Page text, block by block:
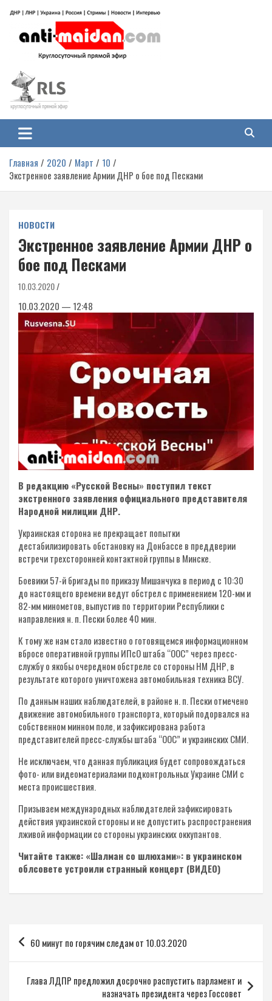
содержимому
Антимайдан: Гражданская война
на Украине
гражданской войне на Украине, включая события в Новороссии, ДНР,
ЛНР и других регионах.
Главная 2020 Март
10
Экстренное заявление Армии ДНР о бое под Песками
НОВОСТИ
Экстренное заявление Армии ДНР о
бое под Песками
10.03.2020
10.03.2020 — 12:48
В редакцию «Русской Весны» поступил текст
экстренного заявления официального представителя
Народной милиции ДНР.
Украинская сторона не прекращает попытки
дестабилизировать обстановку на Донбассе в преддверии
встречи трехсторонней контактной группы в Минске.
Боевики 57-й бригады по приказу Мишанчука в период с 10:30
до настоящего времени ведут обстрел с применением 120-мм и
82-мм минометов, выпустив по территории Республики с
направления н. п. Пески более 40 мин.
К тому же нам стало известно о готовящемся информационном
вбросе оперативной группы ИПсО штаба “ООС” через пресс-
службу о якобы очередном обстреле со стороны НМ ДНР, в
результате которого уничтожена автомобильная техника ВСУ.
По данным наших наблюдателей, в районе н. п. Пески отмечено
движение автомобильного транспорта, который подорвался на
собственном минном поле, и зафиксирована работа
представителей пресс-службы штаба “ООС” и украинских СМИ.
Не исключаем, что данная публикация будет сопровождаться
фото- или видеоматериалами подконтрольных Украине СМИ с
места происшествия.
Призываем международных наблюдателей зафиксировать
действия украинской стороны и не допустить распространения
лживой информации со стороны украинских оккупантов.
Читайте также: «Шалман со шлюхами»: в украинском
облсовете устроили странный концерт (ВИДЕО)
Навигация
по
записям
60 минут по горячим следам от 10.03.2020
Глава ЛДПР предложил досрочно распустить парламент и
назначать президента через Госсовет